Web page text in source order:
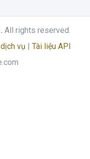
. All rights reserved.
vụ | Tài liệu API